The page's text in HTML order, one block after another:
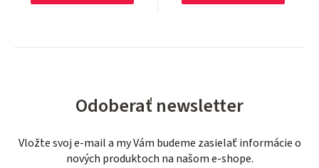
Odoberať newsletter
Vložte svoj e-mail a my Vám budeme zasielať informácie o
nových produktoch na našom e-shope.